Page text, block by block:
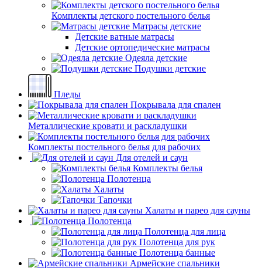
Комплекты детского постельного белья
Матрасы детские
Детские ватные матрасы
Детские ортопедические матрасы
Одеяла детские
Подушки детские
Пледы
Покрывала для спален
Металлические кровати и раскладушки
Комплекты постельного белья для рабочих
Для отелей и саун
Комплекты белья
Полотенца
Халаты
Тапочки
Халаты и парео для сауны
Полотенца
Полотенца для лица
Полотенца для рук
Полотенца банные
Армейские спальники